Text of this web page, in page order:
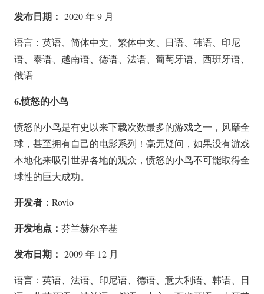
发布日期： 2020 年 9 月
语言：英语、简体中文、繁体中文、日语、韩语、印尼
语、泰语、越南语、德语、法语、葡萄牙语、西班牙语、
俄语
6.愤怒的小鸟
愤怒的小鸟是有史以来下载次数最多的游戏之一，风靡全
球，甚至拥有自己的电影系列！毫无疑问，如果没有游戏
本地化来吸引世界各地的观众，愤怒的小鸟不可能取得全
球性的巨大成功。
开发者： Rovio
开发地点： 芬兰赫尔辛基
发布日期： 2009 年 12 月
语言：英语、法语、印尼语、德语、意大利语、韩语、日